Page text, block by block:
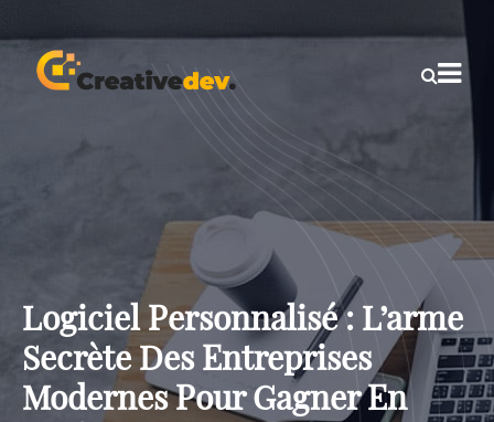
Logiciel Personnalisé : L’arme
Secrète Des Entreprises
Modernes Pour Gagner En